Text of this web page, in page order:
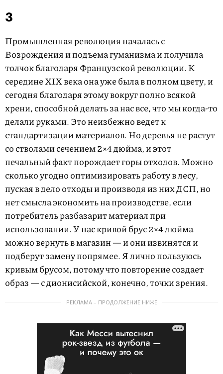
3
Промышленная революция началась с
Возрождения и подъема гуманизма и получила
толчок благодаря Французской революции. К
середине XIX века она уже была в полном цвету, и
сегодня благодаря этому вокруг полно всякой
хрени, способной делать за нас все, что мы когда-то
делали руками. Это неизбежно ведет к
стандартизации материалов. Но деревья не растут
со стволами сечением 2×4 дюйма, и этот
печальный факт порождает горы отходов. Можно
сколько угодно оптимизировать работу в лесу,
пуская в дело отходы и производя из них ДСП, но
нет смысла экономить на производстве, если
потребитель разбазарит материал при
использовании. У нас кривой брус 2×4 дюйма
можно вернуть в магазин — и они извинятся и
подберут замену попрямее. Я лично пользуюсь
кривым брусом, потому что повторение создает
образ — с дионисийской, конечно, точки зрения.
РЕКЛАМА – ПРОДОЛЖЕНИЕ НИЖЕ